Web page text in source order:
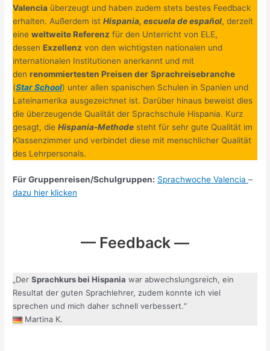
Valencia überzeugt und haben zudem stets bestes Feedback
erhalten. Außerdem istHispania, escuela de español, derzeit
eineweltweite Referenz für den Unterricht von ELE,
dessenExzellenz von den wichtigsten nationalen und
internationalen Institutionen anerkannt und mit
denrenommiertesten Preisen der Sprachreisebranche
(Star School) unter allen spanischen Schulen in Spanien und
Lateinamerika ausgezeichnet ist. Darüber hinaus beweist dies
die überzeugende Qualität der Sprachschule Hispania. Kurz
gesagt, dieHispania-Methode steht für sehr gute Qualität im
Klassenzimmer und verbindet diese mit menschlicher Qualität
des Lehrpersonals.
Für Gruppenreisen/Schulgruppen: Sprachwoche Valencia–
dazu hier klicken
— Feedback —
„DerSprachkurs bei Hispania war abwechslungsreich, ein
Resultat der guten Sprachlehrer, zudem konnte ich viel
sprechen und mich daher schnell verbessert.“
Martina K.